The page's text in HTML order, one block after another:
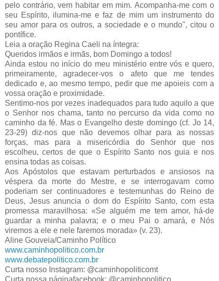
pelo contrário, vem habitar em mim. Acompanha-me com o
seu Espírito, ilumina-me e faz de mim um instrumento do
seu amor para os outros, a sociedade e o mundo", citou o
pontífice.
Leia a oração Regina Caeli na íntegra:
Queridos irmãos e irmãs, bom Domingo a todos!
Ainda estou no início do meu ministério entre vós e quero,
primeiramente, agradecer-vos o afeto que me tendes
dedicado e, ao mesmo tempo, pedir que me apoieis com a
vossa oração e proximidade.
Sentimo-nos por vezes inadequados para tudo aquilo a que
o Senhor nos chama, tanto no percurso da vida como no
caminho da fé. Mas o Evangelho deste domingo (cf. Jo 14,
23-29) diz-nos que não devemos olhar para as nossas
forças, mas para a misericórdia do Senhor que nos
escolheu, certos de que o Espírito Santo nos guia e nos
ensina todas as coisas.
Aos Apóstolos que estavam perturbados e ansiosos na
véspera da morte do Mestre, e se interrogavam como
poderiam ser continuadores e testemunhas do Reino de
Deus, Jesus anuncia o dom do Espírito Santo, com esta
promessa maravilhosa: «Se alguém me tem amor, há-de
guardar a minha palavra; e o meu Pai o amará, e Nós
viremos a ele e nele faremos morada» (v. 23).
Aline Gouveia/Caminho Político
www.caminhopolitico.com.br
www.debatepolitico.com.br
Curta nosso Instagram: @caminhopoliticomt
Curta nossa páginafacebook: @caminhopolitico